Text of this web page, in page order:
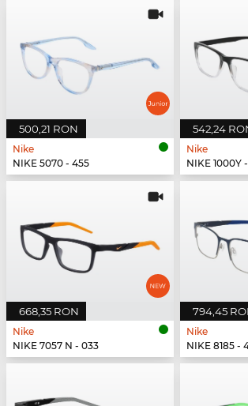
500,21 RON
Nike
NIKE 5070 - 455
542,24
Nike
NIKE 1000Y
668,35 RON
Nike
NIKE 7057 N - 033
794,45
Nike
NIKE 8185 -